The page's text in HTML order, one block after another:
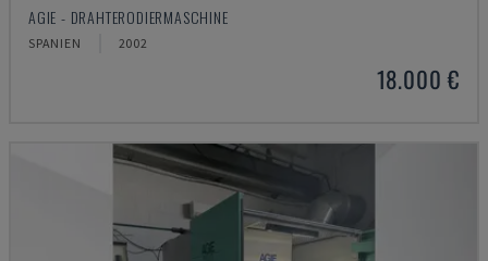
AGIE - DRAHTERODIERMASCHINE
SPANIEN 2002
18.000 €